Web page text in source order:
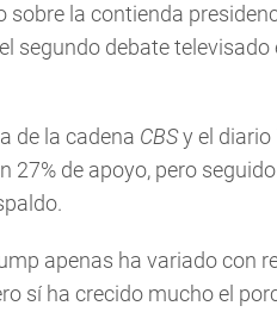
sobre la contienda
segundo debate
de la cadena CBSy el diario
27% de apoyo, pero
apenas ha variado con
sí ha crecido mucho el